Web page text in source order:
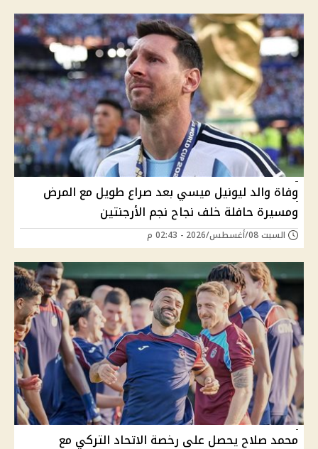
وفاة والد ليونيل ميسي بعد صراع طويل مع المرض
ومسيرة حافلة خلف نجاح نجم الأرجنتين
السبت 08/أغسطس/2026 - 02:43 م
محمد صلاح يحصل على رخصة الاتحاد التركي مع